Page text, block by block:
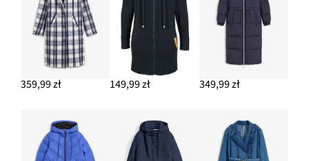
DODAJ DO KOSZYKA
Komplet pierścionków w różnych wzorach (8 szt.)
62,99 zł
DODAJ DO KOSZYKA
102,99 zł
359,99 zł 149,99 zł 349,99 zł